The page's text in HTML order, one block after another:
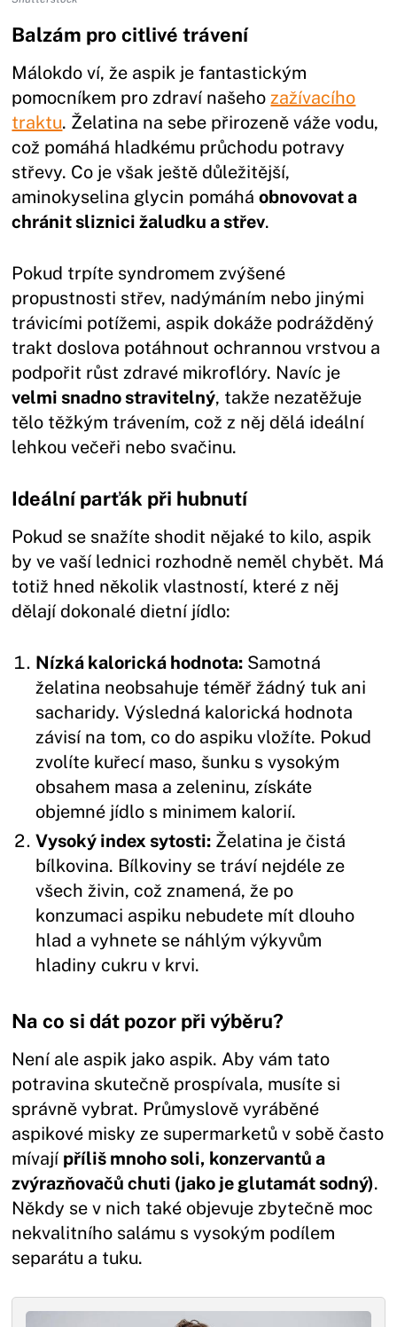
Balzám pro citlivé trávení
Málokdo ví, že aspik je fantastickým
pomocníkem pro zdraví našehozažívacího
traktu. Želatina na sebe přirozeně váže vodu,
což pomáhá hladkému průchodu potravy
střevy. Co je však ještě důležitější,
aminokyselina glycin pomáháobnovovat a
chránit sliznici žaludku a střev.
Pokud trpíte syndromem zvýšené
propustnosti střev, nadýmáním nebo jinými
trávicími potížemi, aspik dokáže podrážděný
trakt doslova potáhnout ochrannou vrstvou a
podpořit růst zdravé mikroflóry. Navíc je
velmi snadno stravitelný, takže nezatěžuje
tělo těžkým trávením, což z něj dělá ideální
lehkou večeři nebo svačinu.
Ideální parťák při hubnutí
Pokud se snažíte shodit nějaké to kilo, aspik
by ve vaší lednici rozhodně neměl chybět. Má
totiž hned několik vlastností, které z něj
dělají dokonalé dietní jídlo:
Nízká kalorická hodnota: Samotná
želatina neobsahuje téměř žádný tuk ani
sacharidy. Výsledná kalorická hodnota
závisí na tom, co do aspiku vložíte. Pokud
zvolíte kuřecí maso, šunku s vysokým
obsahem masa a zeleninu, získáte
objemné jídlo s minimem kalorií.
Vysoký index sytosti: Želatina je čistá
bílkovina. Bílkoviny se tráví nejdéle ze
všech živin, což znamená, že po
konzumaci aspiku nebudete mít dlouho
hlad a vyhnete se náhlým výkyvům
hladiny cukru v krvi.
Na co si dát pozor při výběru?
Není ale aspik jako aspik. Aby vám tato
potravina skutečně prospívala, musíte si
správně vybrat. Průmyslově vyráběné
aspikové misky ze supermarketů v sobě často
mívají příliš mnoho soli, konzervantů a
zvýrazňovačů chuti (jako je glutamát sodný).
Někdy se v nich také objevuje zbytečně moc
nekvalitního salámu s vysokým podílem
separátu a tuku.